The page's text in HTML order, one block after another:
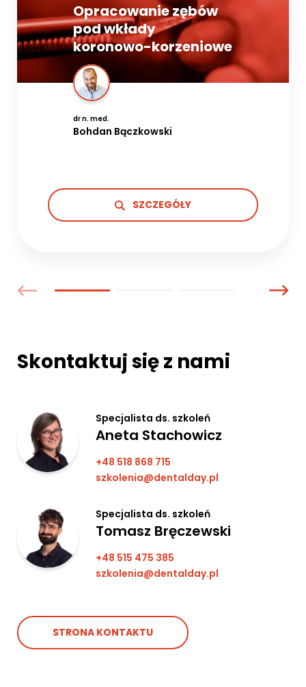
Opracowanie zębów
pod wkłady
koronowo-korzeniowe
dr n. med.
Bohdan Bączkowski
SZCZEGÓŁY
Skontaktuj się z nami
Specjalista ds. szkoleń
Aneta Stachowicz
+48 518 868 715
szkolenia@dentalday.pl
Specjalista ds. szkoleń
Tomasz Bręczewski
+48 515 475 385
szkolenia@dentalday.pl
STRONA KONTAKTU